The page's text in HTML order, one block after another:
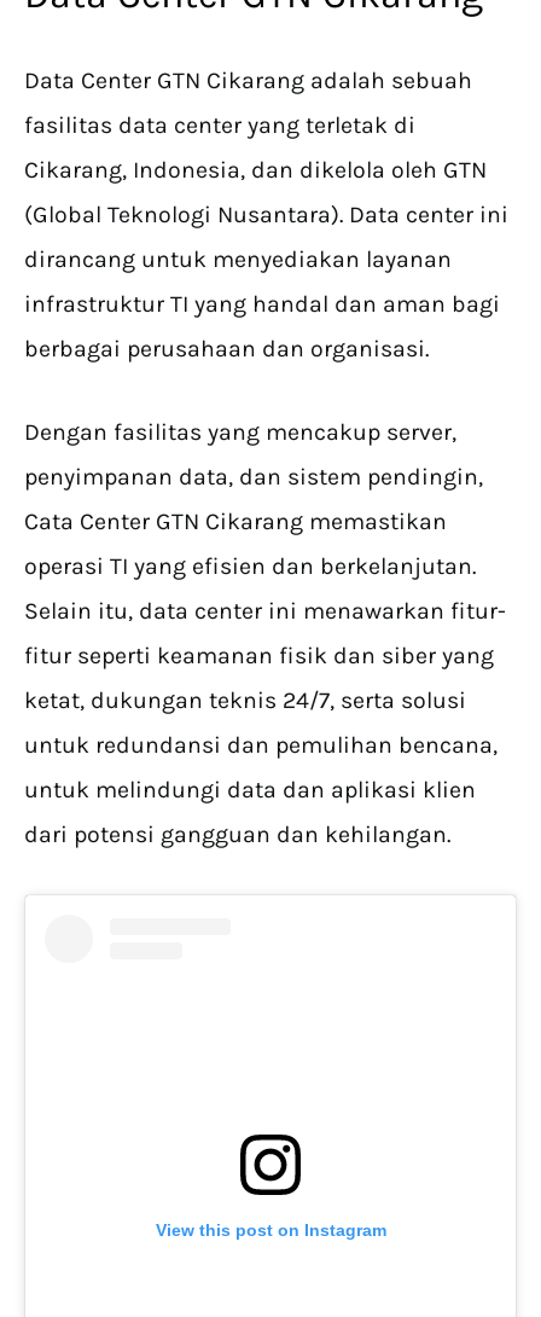
Data Center GTN Cikarang adalah sebuah
fasilitas data center yang terletak di
Cikarang, Indonesia, dan dikelola oleh GTN
(Global Teknologi Nusantara). Data center ini
dirancang untuk menyediakan layanan
infrastruktur TI yang handal dan aman bagi
berbagai perusahaan dan organisasi.
Dengan fasilitas yang mencakup server,
penyimpanan data, dan sistem pendingin,
Cata Center GTN Cikarang memastikan
operasi TI yang efisien dan berkelanjutan.
Selain itu, data center ini menawarkan fitur-
fitur seperti keamanan fisik dan siber yang
ketat, dukungan teknis 24/7, serta solusi
untuk redundansi dan pemulihan bencana,
untuk melindungi data dan aplikasi klien
dari potensi gangguan dan kehilangan.
View this post on Instagram